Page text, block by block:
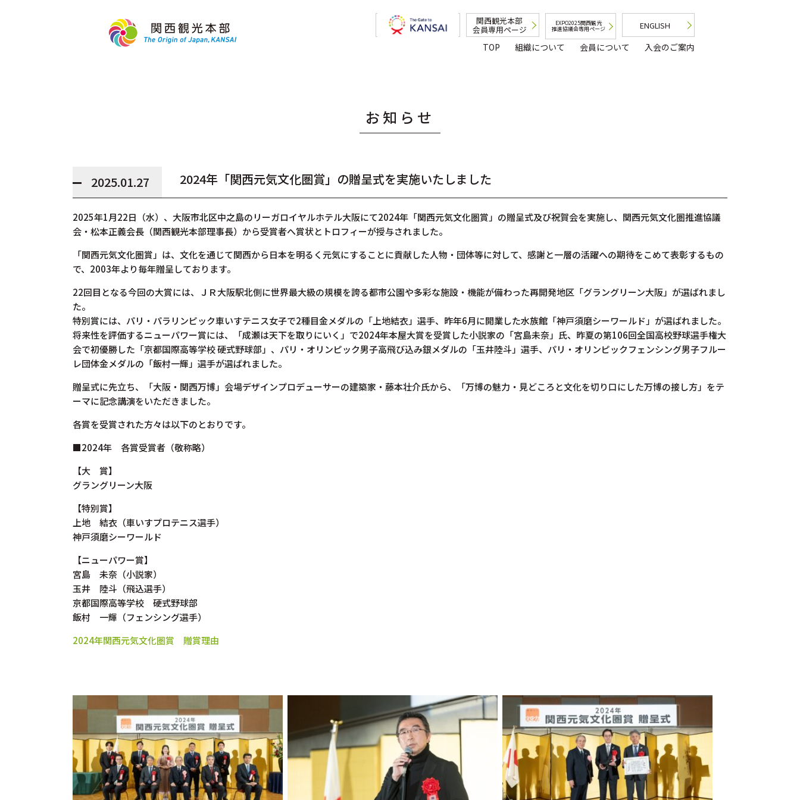
関西観光本部
会員専用ページ
EXPO2025関西観光
推進協議会専用ページ ENGLISH
TOP 組織について 会員について 入会のご案内
お知らせ
2025.01.27 2024年「関西元気文化圏賞」の贈呈式を実施いたしました
2025年1月22日（水）、大阪市北区中之島のリーガロイヤルホテル大阪にて2024年「関西元気文化圏賞」の贈呈式及び祝賀会を実施し、関西元気文化圏推進協議
会・松本正義会長（関西観光本部理事長）から受賞者へ賞状とトロフィーが授与されました。
「関西元気文化圏賞」は、文化を通じて関西から日本を明るく元気にすることに貢献した人物・団体等に対して、感謝と一層の活躍への期待をこめて表彰するもの
で、2003年より毎年贈呈しております。
22回目となる今回の大賞には、ＪＲ大阪駅北側に世界最大級の規模を誇る都市公園や多彩な施設・機能が備わった再開発地区「グラングリーン大阪」が選ばれまし
た。
特別賞には、パリ・パラリンピック車いすテニス女子で2種目金メダルの「上地結衣」選手、昨年6月に開業した水族館「神戸須磨シーワールド」が選ばれました。
将来性を評価するニューパワー賞には、「成瀬は天下を取りにいく」で2024年本屋大賞を受賞した小説家の「宮島未奈」氏、昨夏の第106回全国高校野球選手権大
会で初優勝した「京都国際高等学校 硬式野球部」、パリ・オリンピック男子高飛び込み銀メダルの「玉井陸斗」選手、パリ・オリンピックフェンシング男子フルー
レ団体金メダルの「飯村一輝」選手が選ばれました。
贈呈式に先立ち、「大阪・関西万博」会場デザインプロデューサーの建築家・藤本壮介氏から、「万博の魅力・見どころと文化を切り口にした万博の接し方」をテ
ーマに記念講演をいただきました。
各賞を受賞された方々は以下のとおりです。
■2024年 各賞受賞者（敬称略）
【大 賞】
グラングリーン大阪
【特別賞】
上地 結衣（車いすプロテニス選手）
神戸須磨シーワールド
【ニューパワー賞】
宮島 未奈（小説家）
玉井 陸斗（飛込選手）
京都国際高等学校 硬式野球部
飯村 一輝（フェンシング選手）
2024年関西元気文化圏賞 贈賞理由